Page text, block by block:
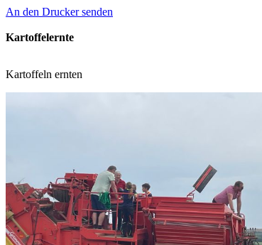
An den Drucker senden
Kartoffelernte
Kartoffeln ernten